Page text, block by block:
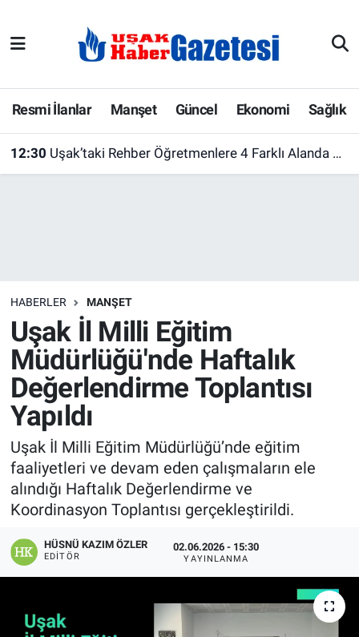
Resmi İlanlar Manşet Güncel Ekonomi Sağlık
12:30 Uşak’taki Rehber Öğretmenlere 4 Farklı Alanda Eğitim Fırsatı
HABERLER MANŞET
Uşak İl Milli Eğitim
Müdürlüğü'nde Haftalık
Değerlendirme Toplantısı
Yapıldı
Uşak İl Milli Eğitim Müdürlüğü’nde eğitim
faaliyetleri ve devam eden çalışmaların ele
alındığı Haftalık Değerlendirme ve
Koordinasyon Toplantısı gerçekleştirildi.
HÜSNÜ KAZIM ÖZLER
EDITÖR
02.06.2026 - 15:30
YAYINLANMA
E-Gazete
Ekonomi
Köşe Yazarları
Kültür Sanat
Manşet
Resmi İlanlar
Sağlık
Son Dakika
Spor
Uşak Hava Durumu
Uşak Trafik Yoğunluk Haritası
Süper Lig Puan Durumu ve Fikstür